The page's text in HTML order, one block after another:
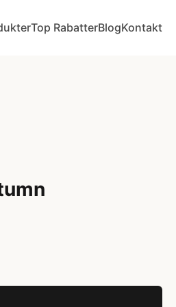
Top RabatterBlogKontakt